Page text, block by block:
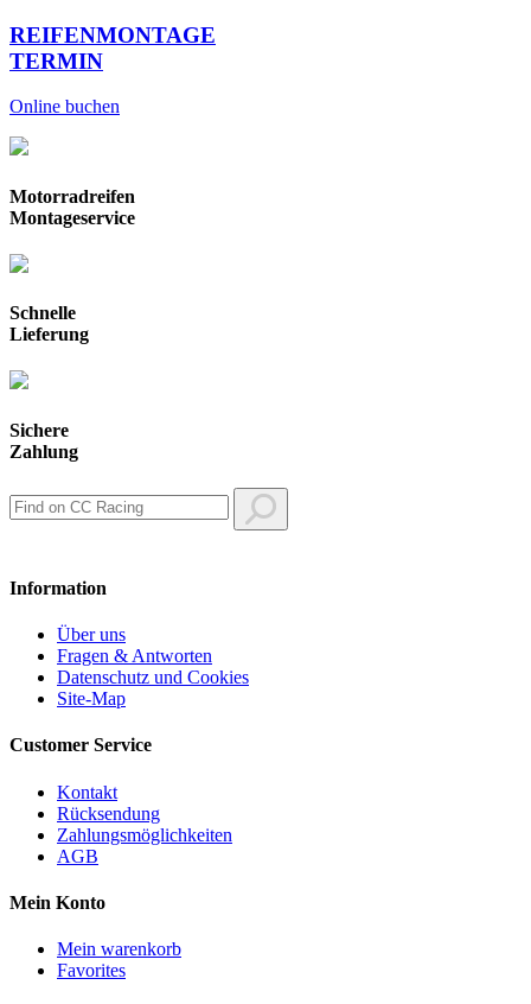
REIFENMONTAGE
TERMIN
Online buchen
Motorradreifen
Montageservice
Schnelle
Lieferung
Sichere
Zahlung
Information
Über uns
Fragen & Antworten
Datenschutz und Cookies
Site-Map
Customer Service
Kontakt
Rücksendung
Zahlungsmöglichkeiten
AGB
Mein Konto
Mein warenkorb
Favorites